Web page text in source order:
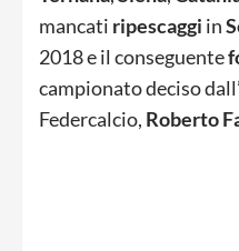
mancati ripescaggi in
2018 e il conseguente
campionato deciso
Federcalcio, Roberto